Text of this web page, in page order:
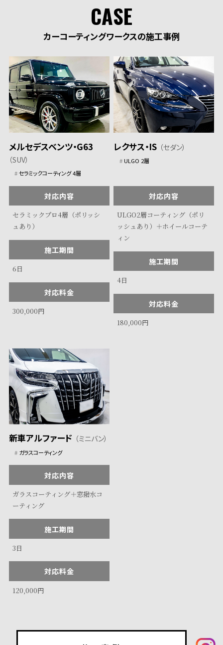
CASE
カーコーティングワークスの施工事例
メルセデスベンツ・G63
（SUV）
セラミックコーティング 4層
対応内容
セラミックプロ4層（ポリッシ
ュあり）
施工期間
6日
対応料金
300,000円
レクサス・IS （セダン）
ULGO 2層
対応内容
ULGO2層コーティング（ポリ
ッシュあり）＋ホイールコーテ
ィン
施工期間
4日
対応料金
180,000円
新車アルファード （ミニバン）
ガラスコーティング
対応内容
ガラスコーティング＋窓撥水コ
ーティング
施工期間
3日
対応料金
120,000円